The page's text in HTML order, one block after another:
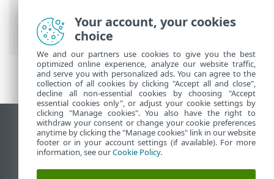
Aide en ligne ESET>ESET Endpoint
Security >Configuration avancée>Outils
> Créneaux horaires
Afficher le site des postes de travail
End of Life
Base de connaissances ESET
Forum ESET
Your account, your cookies
choice
We and our partners use cookies to give you the best
optimized online experience, analyze our website traffic,
and serve you with personalized ads. You can agree to the
collection of all cookies by clicking "Accept all and close",
decline all non-essential cookies by choosing "Accept
essential cookies only", or adjust your cookie settings by
clicking "Manage cookies". You also have the right to
withdraw your consent or change your cookie preferences
anytime by clicking the "Manage cookies" link in our website
footer or in your account settings (if available). For more
information, see ourCookie Policy.